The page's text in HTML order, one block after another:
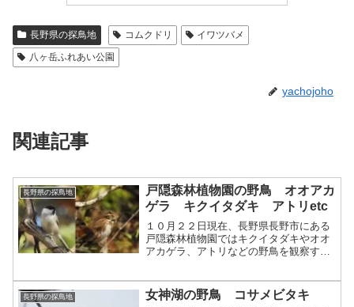
長野県の探鳥地 コムクドリ
イワツバメ
八ヶ岳ふれあい公園
yachojoho
関連記事
長野県の探鳥地
戸隠森林植物園の野鳥 オオアカ
ゲラ キクイタダキ アトリetc
１０月２２日現在、長野県長野市にある
戸隠森林植物園ではキクイタダキやオオ
アカゲラ、アトリなどの野鳥を観察する
長野県の探鳥地 女神湖の野鳥 コサメビタキ